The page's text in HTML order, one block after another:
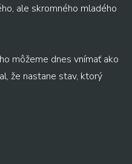
ale skromného mladého
môžeme dnes vnímať ako
že nastane stav, ktorý